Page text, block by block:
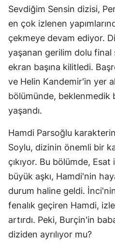
Sevdiğim Sensin dizisi,
en çok izlenen
çekmeye devam ediyor.
yaşanan gerilim dolu final
ekran başına kilitledi.
ve Helin Kandemir'in yer
bölümünde, beklenmedik
yaşandı.
Hamdi Parsoğlu
Soylu, dizinin önemli bir
çıkıyor. Bu bölümde,
büyük aşkı, Hamdi'nin
durum haline geldi.
fenalık geçiren Hamdi,
artırdı. Peki, Burçin'in
diziden ayrılıyor mu?